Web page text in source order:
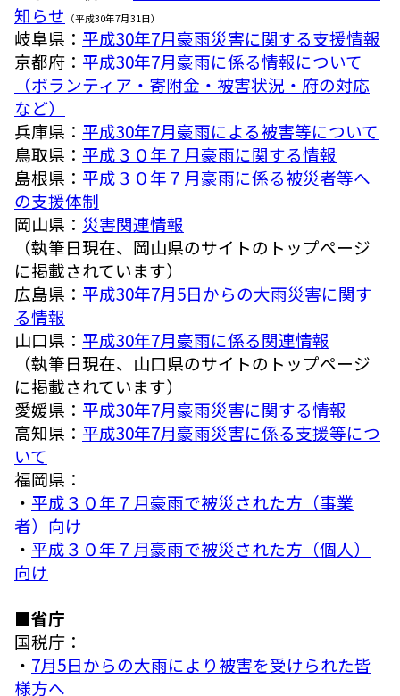
知らせ （平成30年7月31日）
岐阜県： 平成30年7月豪雨災害に関する支援情報
京都府： 平成30年7月豪雨に係る情報について
（ボランティア・寄附金・被害状況・府の対応
など）
兵庫県： 平成30年7月豪雨による被害等について
鳥取県： 平成３０年７月豪雨に関する情報
島根県： 平成３０年７月豪雨に係る被災者等へ
の支援体制
岡山県： 災害関連情報
（執筆日現在、岡山県のサイトのトップページ
に掲載されています）
広島県： 平成30年7月5日からの大雨災害に関す
る情報
山口県： 平成30年7月豪雨に係る関連情報
（執筆日現在、山口県のサイトのトップページ
に掲載されています）
愛媛県： 平成30年7月豪雨災害に関する情報
高知県： 平成30年7月豪雨災害に係る支援等につ
いて
福岡県：
・ 平成３０年７月豪雨で被災された方（事業
者）向け
・ 平成３０年７月豪雨で被災された方（個人）
向け
■省庁
国税庁：
・ 7月5日からの大雨により被害を受けられた皆
様方へ